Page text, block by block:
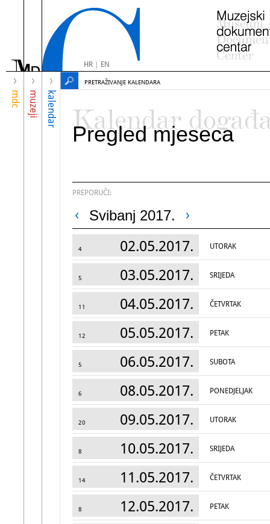
HR| EN
mdc muzeji kalendar
PRETRAŽIVANJE KALENDARA
Kalendar
Pregled mjeseca
PREPORUČI:
Svibanj 2017.
4 02.05.2017. UTORAK
5 03.05.2017. SRIJEDA
11 04.05.2017. ČETVRTAK
12 05.05.2017. PETAK
5 06.05.2017. SUBOTA
6 08.05.2017. PONEDJELJAK
20 09.05.2017. UTORAK
8 10.05.2017. SRIJEDA
14 11.05.2017. ČETVRTAK
8 12.05.2017. PETAK